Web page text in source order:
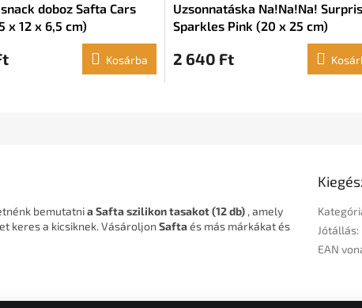
doboz Safta Cars
x 12 x 6,5 cm)
Kosárba
Uzsonnatáska Na!Na!Na!
Sparkles Pink (20 x 25 cm)
2 640 Ft
bemutatnia Safta szilikon tasakot (12 db) , amely
keres a kicsiknek. Vásároljon Saftaés más márkákat és
Jótállás:
EAN